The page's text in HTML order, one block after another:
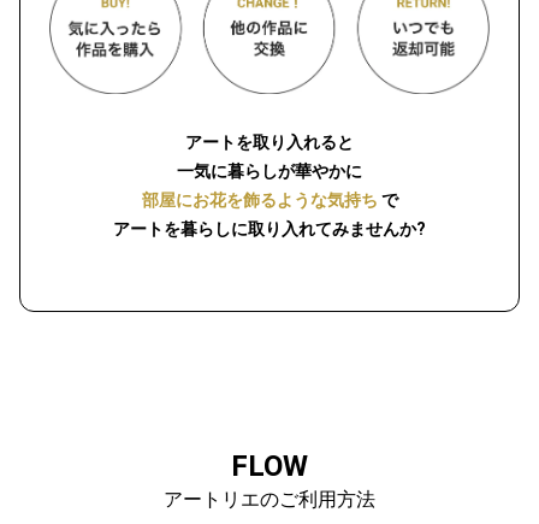
アートを取り入れると
一気に暮らしが華やかに
部屋にお花を飾るような気持ち で
アートを暮らしに取り入れてみませんか?
FLOW
アートリエのご利用方法